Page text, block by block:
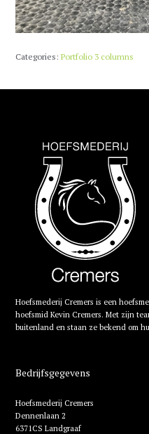
Categories:Portfolio 3 columns
Hoefsmederij Cremers is een
hoefsmid Kevin Cremers. Met zijn
buitenland en staan ze bekend om
Bedrijfsgegevens
Hoefsmederij Cremers
Dennenlaan 2
6371CS Landgraaf